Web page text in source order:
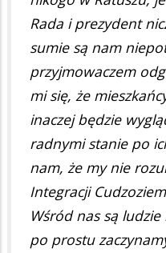
Rada i prezydent
sumie są nam
przyjmowaczem
mi się, że
inaczej będzie
radnymi stanie po
nam, że my nie
Integracji
Wśród nas są
po prostu